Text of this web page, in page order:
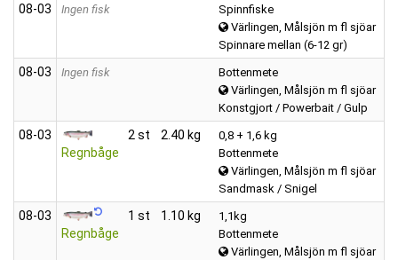
08‑03 Ingen fisk
Spinnfiske
Värlingen, Målsjön m fl sjöar
Spinnare mellan (6-12 gr)
08‑03 Ingen fisk
Bottenmete
Värlingen, Målsjön m fl sjöar
Konstgjort / Powerbait / Gulp
08‑03
Regnbåge
2 st 2.40 kg
0,8 + 1,6 kg
Bottenmete
Värlingen, Målsjön m fl sjöar
Sandmask / Snigel
08‑03
Regnbåge
1 st 1.10 kg
1,1kg
Bottenmete
Värlingen, Målsjön m fl sjöar